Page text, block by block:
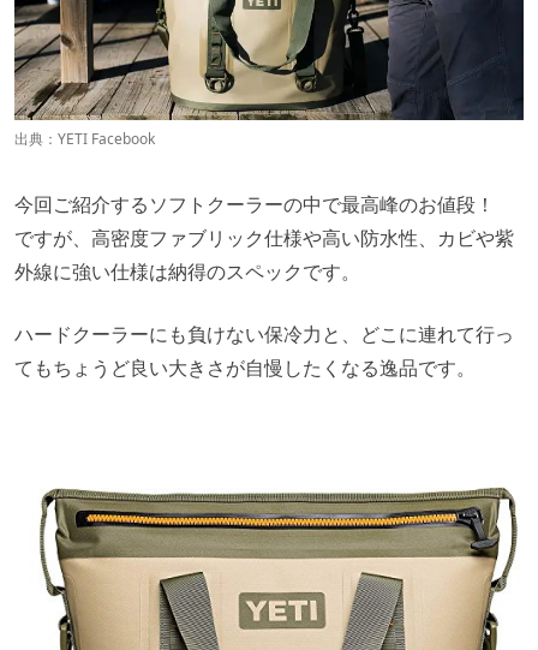
出典： YETI Facebook
今回ご紹介するソフトクーラーの中で最高峰のお値段！
ですが、高密度ファブリック仕様や高い防水性、カビや紫
外線に強い仕様は納得のスペックです。
ハードクーラーにも負けない保冷力と、どこに連れて行っ
てもちょうど良い大きさが自慢したくなる逸品です。